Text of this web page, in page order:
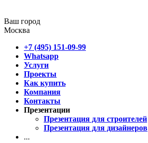
Ваш город
Москва
+7 (495) 151-09-99
Whatsapp
Услуги
Проекты
Как купить
Компания
Контакты
Презентации
Презентация для строителей
Презентация для дизайнеров
...